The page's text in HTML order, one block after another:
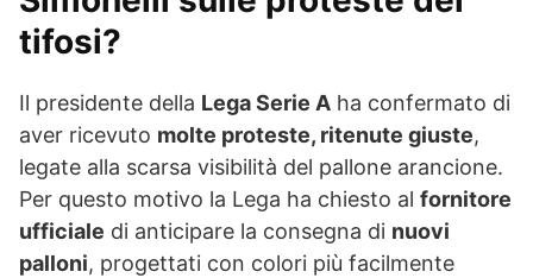
tifosi?
Il presidente della Lega Serie A ha confermato di
aver ricevuto molte proteste, ritenute giuste,
legate alla scarsa visibilità del pallone arancione.
Per questo motivo la Lega ha chiesto al fornitore
ufficiale di anticipare la consegna di nuovi
palloni, progettati con colori più facilmente